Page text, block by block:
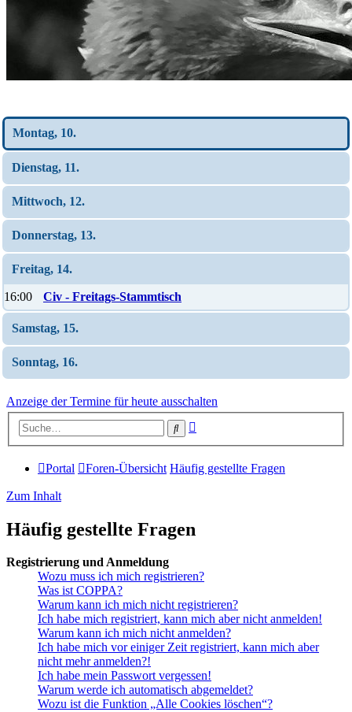
Montag, 10.
Dienstag, 11.
Mittwoch, 12.
Donnerstag, 13.
Freitag, 14.
16:00 Civ - Freitags-Stammtisch
Samstag, 15.
Sonntag, 16.
Anzeige der Termine für heute ausschalten
Suche
Portal Foren-Übersicht Häufig gestellte Fragen
Zum Inhalt
Häufig gestellte Fragen
Registrierung und Anmeldung
Wozu muss ich mich registrieren?
Was ist COPPA?
Warum kann ich mich nicht registrieren?
Ich habe mich registriert, kann mich aber nicht anmelden!
Warum kann ich mich nicht anmelden?
Ich habe mich vor einiger Zeit registriert, kann mich aber
nicht mehr anmelden?!
Ich habe mein Passwort vergessen!
Warum werde ich automatisch abgemeldet?
Wozu ist die Funktion „Alle Cookies löschen“?